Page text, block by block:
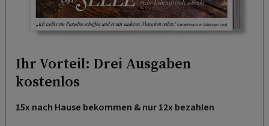
Ihr Vorteil: Drei Ausgaben
kostenlos
15x nach Hause bekommen & nur 12x bezahlen